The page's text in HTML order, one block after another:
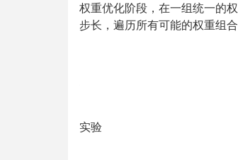
权重优化阶段，在一组统一的
步长，遍历所有可能的权重组合
实验